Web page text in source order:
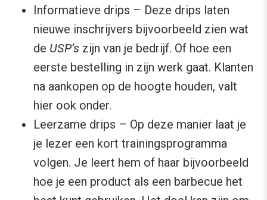
Informatieve drips – Deze drips laten
nieuwe inschrijvers bijvoorbeeld zien wat
de USP’s zijn van je bedrijf. Of hoe een
eerste bestelling in zijn werk gaat. Klanten
na aankopen op de hoogte houden, valt
hier ook onder.
Leerzame drips – Op deze manier laat je
je lezer een kort trainingsprogramma
volgen. Je leert hem of haar bijvoorbeeld
hoe je een product als een barbecue het